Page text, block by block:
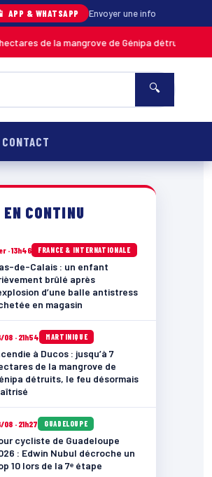
📱 APP & WHATSAPP Envoyer une info
mangrove de Génipa détruits, le feu désormais
🔍
CONTACT
CONTINU
· 13h46 FRANCE & INTERNATIONALE
de-Calais : un enfant
brûlé après
d’une balle antistress
en magasin
08 · 21h54 MARTINIQUE
à Ducos : jusqu’à 7
de la mangrove de
détruits, le feu désormais
08 · 21h27 GUADELOUPE
cycliste de Guadeloupe
: Edwin Nubul décroche un
10 lors de la 7ᵉ étape